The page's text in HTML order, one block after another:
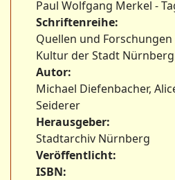
Paul Wolfgang Merkel -
Schriftenreihe:
Quellen und
Kultur der Stadt Nürnberg
Autor:
Michael Diefenbacher,
Seiderer
Herausgeber:
Stadtarchiv Nürnberg
Veröffentlicht:
ISBN: